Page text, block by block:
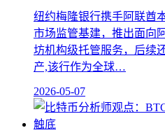
纽约梅隆银行携手阿联酋
市场监管基建，推出面向
坊机构级托管服务，后续
产,该行作为全球…
2026-05-07